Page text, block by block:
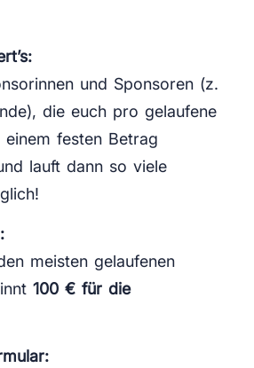
und Sponsoren (z.
die euch pro gelaufene
festen Betrag
lauft dann so viele
meisten gelaufenen
100 € für die